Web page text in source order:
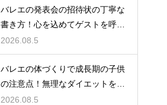
バレエの発表会の招待状の丁寧な
書き方！心を込めてゲストを呼ぶ
コツ
2026.08.5
バレエの体づくりで成長期の子供
の注意点！無理なダイエットを防
ぎ健康に
2026.08.5